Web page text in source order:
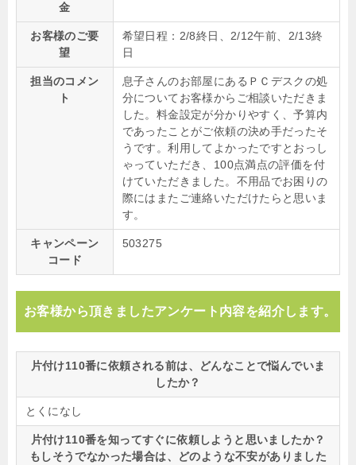
金
お客様のご要
望
希望日程：2/8終日、2/12午前、2/13終
日
担当のコメン
ト
息子さんのお部屋にあるＰＣデスクの処
分についてお客様からご相談いただきま
した。料金設定が分かりやすく、予算内
であったことがご依頼の決め手だったそ
うです。利用してよかったですとおっし
ゃっていただき、100点満点の評価を付
けていただきました。不用品でお困りの
際にはまたご連絡いただけたらと思いま
す。
キャンペーン
コード
503275
お客様から頂きましたアンケート内容を紹介します。
片付け110番に依頼される前は、どんなことで悩んでいま
したか？
とくになし
片付け110番を知ってすぐに依頼しようと思いましたか？
もしそうでなかった場合は、どのような不安がありました